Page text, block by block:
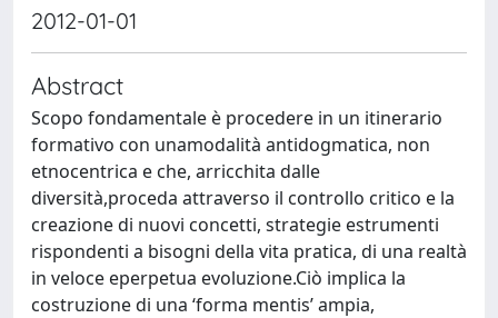
2012-01-01
Abstract
Scopo fondamentale è procedere in un itinerario
formativo con unamodalità antidogmatica, non
etnocentrica e che, arricchita dalle
diversità,proceda attraverso il controllo critico e la
creazione di nuovi concetti, strategie estrumenti
rispondenti a bisogni della vita pratica, di una realtà
in veloce eperpetua evoluzione.Ciò implica la
costruzione di una ‘forma mentis’ ampia,